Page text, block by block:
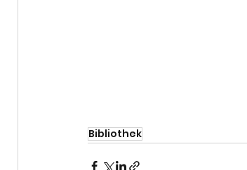
Bibliothek